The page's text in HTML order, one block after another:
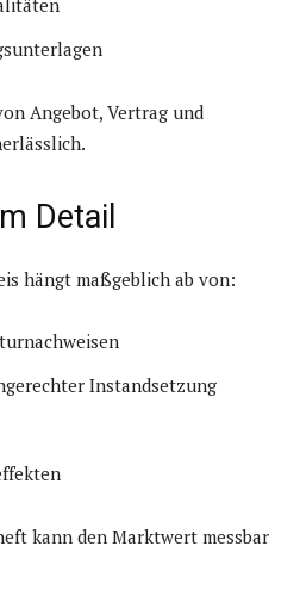
Angebot, Vertrag und
Detail
hängt maßgeblich ab von:
Instandsetzung
kann den Marktwert messbar